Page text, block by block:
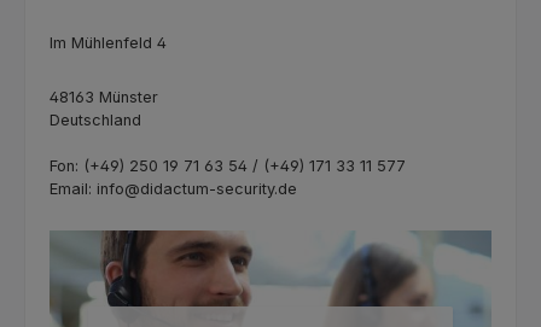
Im Mühlenfeld 4
48163 Münster
Deutschland
Fon: (+49) 250 19 71 63 54 / (+49) 171 33 11 577
Email: info@didactum-security.de